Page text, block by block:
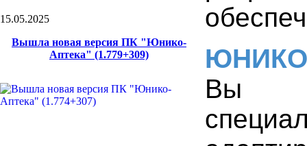
15.05.2025
Вышла новая версия ПК "Юнико-
Аптека" (1.779+309)
ЮНИКО
Вы